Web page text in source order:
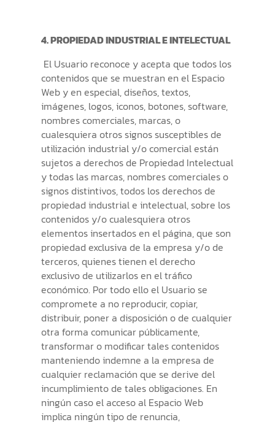
4. PROPIEDAD INDUSTRIAL E INTELECTUAL
El Usuario reconoce y acepta que todos los
contenidos que se muestran en el Espacio
Web y en especial, diseños, textos,
imágenes, logos, iconos, botones, software,
nombres comerciales, marcas, o
cualesquiera otros signos susceptibles de
utilización industrial y/o comercial están
sujetos a derechos de Propiedad Intelectual
y todas las marcas, nombres comerciales o
signos distintivos, todos los derechos de
propiedad industrial e intelectual, sobre los
contenidos y/o cualesquiera otros
elementos insertados en el página, que son
propiedad exclusiva de la empresa y/o de
terceros, quienes tienen el derecho
exclusivo de utilizarlos en el tráfico
económico. Por todo ello el Usuario se
compromete a no reproducir, copiar,
distribuir, poner a disposición o de cualquier
otra forma comunicar públicamente,
transformar o modificar tales contenidos
manteniendo indemne a la empresa de
cualquier reclamación que se derive del
incumplimiento de tales obligaciones. En
ningún caso el acceso al Espacio Web
implica ningún tipo de renuncia,